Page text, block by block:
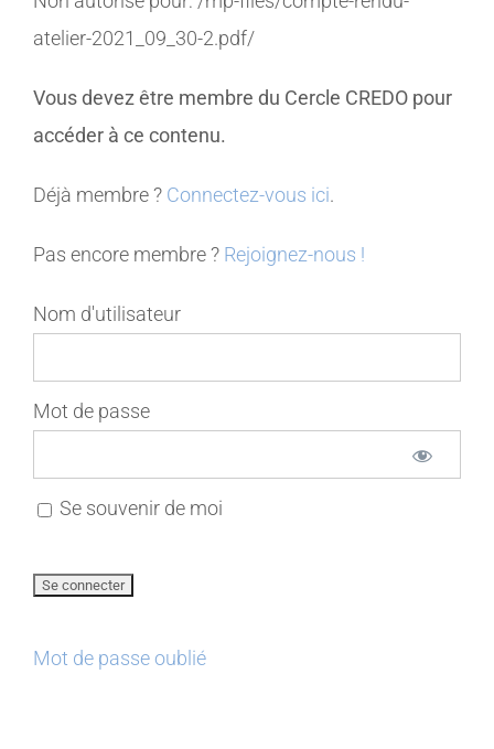
MEMBRES
CONTACT
atelier-2021_09_30-2.pdf/
Vous devez être membre du Cercle CREDO pour
accéder à ce contenu.
Déjà membre ? Connectez-vous ici.
Pas encore membre ? Rejoignez-nous !
Nom d'utilisateur
Mot de passe
Se souvenir de moi
Mot de passe oublié